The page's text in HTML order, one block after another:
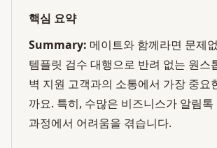
핵심 요약
Summary: 메이트와 함께라면 문제
템플릿 검수 대행으로 반려 없는 원스
벽 지원 고객과의 소통에서 가장 중요
까요. 특히, 수많은 비즈니스가 알림톡
과정에서 어려움을 겪습니다.